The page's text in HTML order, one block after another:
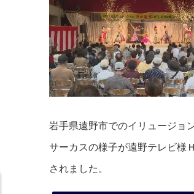
岩手県遠野市でのイリュージョ
サーカスの様子が遠野テレビ様
されました。